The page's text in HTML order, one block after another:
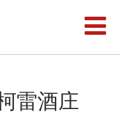
雷酒庄